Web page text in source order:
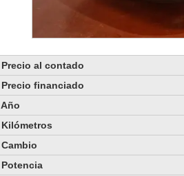
Precio al contado
Precio financiado
Año
Kilómetros
Cambio
Potencia